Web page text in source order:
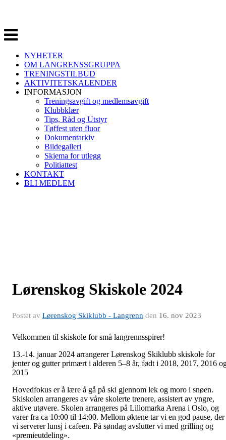
Veksle
navigasjon
NYHETER
OM LANGRENSSGRUPPA
TRENINGSTILBUD
AKTIVITETSKALENDER
INFORMASJON
Treningsavgift og medlemsavgift
Klubbklær
Tips, Råd og Utstyr
Tøffest uten fluor
Dokumentarkiv
Bildegalleri
Skjema for utlegg
Politiattest
KONTAKT
BLI MEDLEM
Lørenskog Skiskole 2024
Postet av Lørenskog Skiklubb - Langrenn den 16. nov 2023
Velkommen til skiskole for små langrennsspirer!
13.-14. januar 2024 arrangerer Lørenskog Skiklubb skiskole for
jenter og gutter primært i alderen 5–8 år, født i 2018, 2017, 2016
2015
Hovedfokus er å lære å gå på ski gjennom lek og moro i snøen.
Skiskolen arrangeres av våre skolerte trenere, assistert av yngre,
aktive utøvere. Skolen arrangeres på Lillomarka Arena i Oslo, og
varer fra ca 10:00 til 14:00. Mellom øktene tar vi en god pause, der
vi serverer lunsj i cafeen. På søndag avslutter vi med grilling og
«premieutdeling».